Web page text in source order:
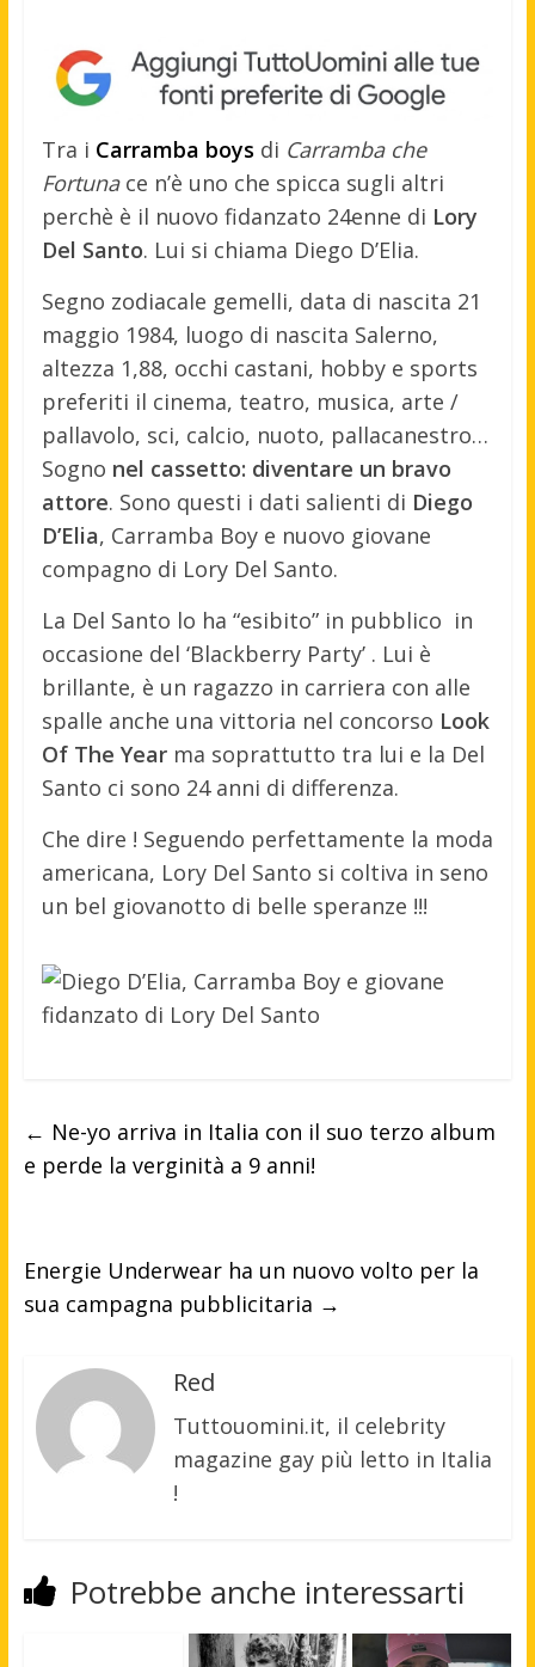
Tra i Carramba boys di Carramba che
Fortunace n’è uno che spicca sugli altri
perchè è il nuovo fidanzato 24enne di Lory
Del Santo. Lui si chiama Diego D’Elia.
Segno zodiacale gemelli, data di nascita 21
maggio 1984, luogo di nascita Salerno,
altezza 1,88, occhi castani, hobby e sports
preferiti il cinema, teatro, musica, arte /
pallavolo, sci, calcio, nuoto, pallacanestro…
Sogno nel cassetto: diventare un bravo
attore. Sono questi i dati salienti di Diego
D’Elia, Carramba Boy e nuovo giovane
compagno di Lory Del Santo.
La Del Santo lo ha “esibito” in pubblico in
occasione del ‘Blackberry Party’ . Lui è
brillante, è un ragazzo in carriera con alle
spalle anche una vittoria nel concorso Look
Of The Yearma soprattutto tra lui e la Del
Santo ci sono 24 anni di differenza.
Che dire ! Seguendo perfettamente la moda
americana, Lory Del Santo si coltiva in seno
un bel giovanotto di belle speranze !!!
← Ne-yo arriva in Italia con il suo terzo album
e perde la verginità a 9 anni!
Energie Underwear ha un nuovo volto per la
sua campagna pubblicitaria →
Red
Tuttouomini.it, il celebrity
magazine gay più letto in Italia
!
Potrebbe anche interessarti